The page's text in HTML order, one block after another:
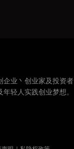
企业丶创业家及投资者
轻人实践创业梦想。